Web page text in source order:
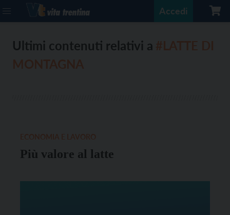
Accedi
Ultimi contenuti relativi a
Più valore al latte